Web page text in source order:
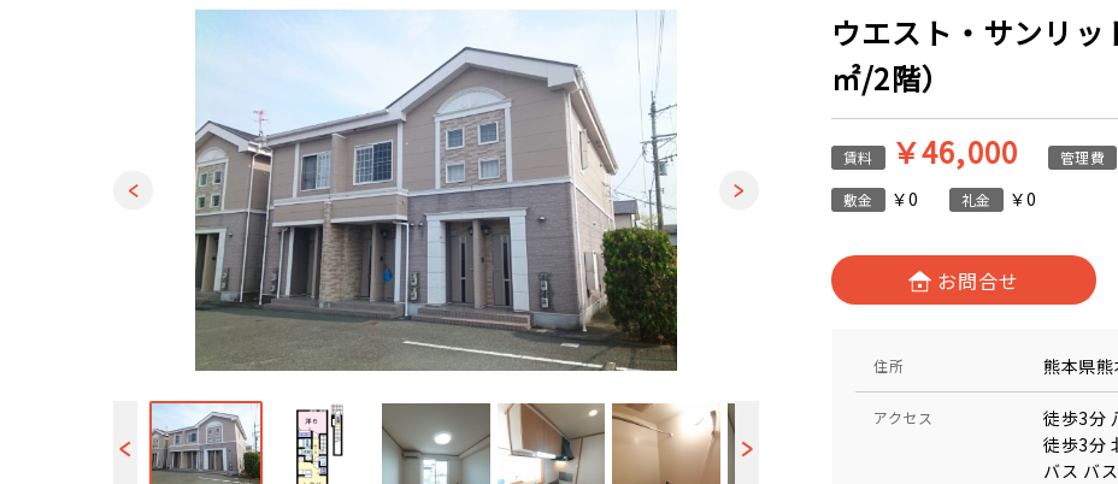
ウエスト・サンリ
㎡/2階）
賃料 ￥46,000 管理費
敷金 ￥0 礼金 ￥0
お問合せ
住所 熊本県
アクセス
徒歩3分
徒歩3分
バス バ